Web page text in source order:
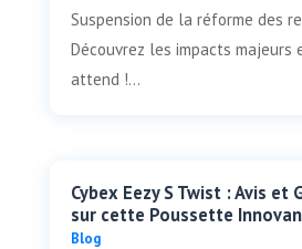
Suspension de la réforme des
Découvrez les impacts majeurs
attend !...
Cybex Eezy S Twist : Avis et
sur cette Poussette
Blog